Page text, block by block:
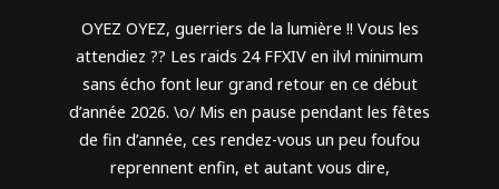
24OYEZ OYEZ, guerriers de la lumière !! Vous les
attendiez ?? Les raids 24 FFXIV en ilvl minimum
sans écho font leur grand retour en ce début
d’année 2026. \o/ Mis en pause pendant les fêtes
de fin d’année, ces rendez-vous un peu foufou
reprennent enfin, et autant vous dire,